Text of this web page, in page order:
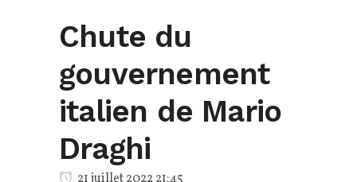
Chute du
gouvernement
italien de Mario
Draghi